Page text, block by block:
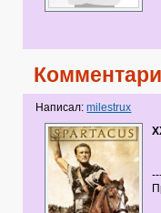
Написал:milestrux